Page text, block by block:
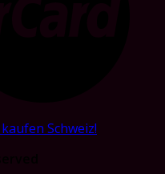
Schweiz!